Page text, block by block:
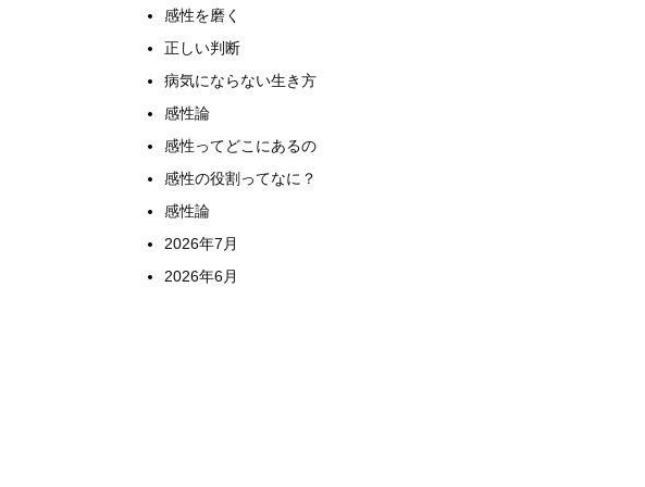
感性を磨く
正しい判断
病気にならない生き方
感性論
感性ってどこにあるの
感性の役割ってなに？
感性論
2026年7月
2026年6月